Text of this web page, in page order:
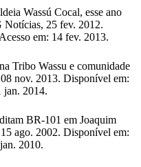
Wassú Cocal, esse ano
Notícias, 25 fev. 2012.
em: 14 fev. 2013.
Tribo Wassu e comunidade
nov. 2013. Disponível em:
jan. 2014.
BR-101 em Joaquim
ago. 2002. Disponível em:
2010.